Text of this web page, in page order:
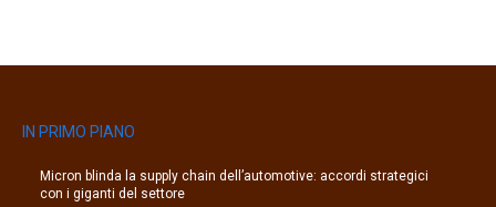
IN PRIMO PIANO
Micron blinda la supply chain dell’automotive: accordi strategici
con i giganti del settore